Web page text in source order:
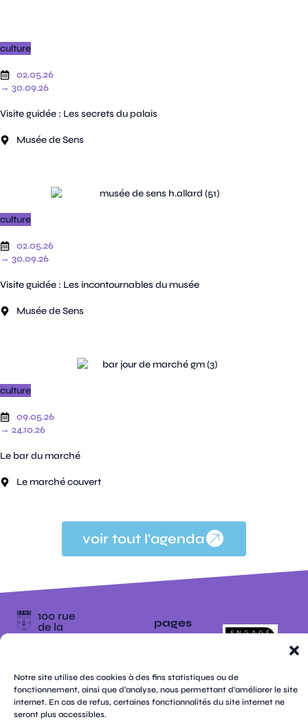
Notre site utilise des cookies à des fins statistiques ou de
fonctionnement, ainsi que d'analyse, nous permettant d'améliorer le site
internet. En cas de refus, certaines fonctionnalités du site internet ne
seront plus accessibles.
culture
02.05.26
→ 30.09.26
Visite guidée : Les secrets du palais
Musée de Sens
culture
02.05.26
→ 30.09.26
Visite guidée : Les incontournables du musée
Musée de Sens
culture
09.05.26
→ 24.10.26
Le bar du marché
Le marché couvert
voir tout l'agenda
100 rue
de la
89108
Sens
Cedex
03 86 95
67 00
suivez-
nousfacebook
instagram
threads
tik
tok
whatsapp
linkedin
youtube
twitter
(X)
pages
sitelégales